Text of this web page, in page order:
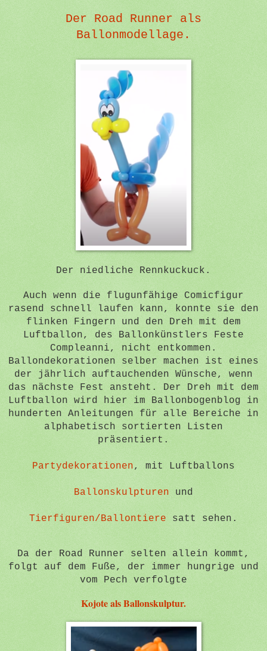
Der Road Runner als
Ballonmodellage.
Der niedliche Rennkuckuck.
Auch wenn die flugunfähige Comicfigur
rasend schnell laufen kann, konnte sie den
flinken Fingern und den Dreh mit dem
Luftballon, des Ballonkünstlers Feste
Compleanni, nicht entkommen.
Ballondekorationen selber machen ist eines
der jährlich auftauchenden Wünsche, wenn
das nächste Fest ansteht. Der Dreh mit dem
Luftballon wird hier im Ballonbogenblog in
hunderten Anleitungen für alle Bereiche in
alphabetisch sortierten Listen
präsentiert.
Partydekorationen, mit Luftballons
Ballonskulpturen und
Tierfiguren/Ballontiere satt sehen.
Da der Road Runner selten allein kommt,
folgt auf dem Fuße, der immer hungrige und
vom Pech verfolgte
Kojote als Ballonskulptur.